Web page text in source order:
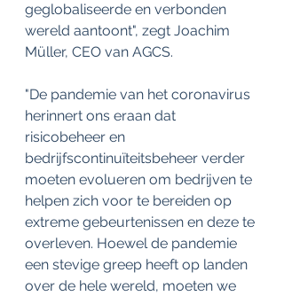
geglobaliseerde en verbonden
wereld aantoont", zegt Joachim
Müller, CEO van AGCS.
"De pandemie van het coronavirus
herinnert ons eraan dat
risicobeheer en
bedrijfscontinuïteitsbeheer verder
moeten evolueren om bedrijven te
helpen zich voor te bereiden op
extreme gebeurtenissen en deze te
overleven. Hoewel de pandemie
een stevige greep heeft op landen
over de hele wereld, moeten we